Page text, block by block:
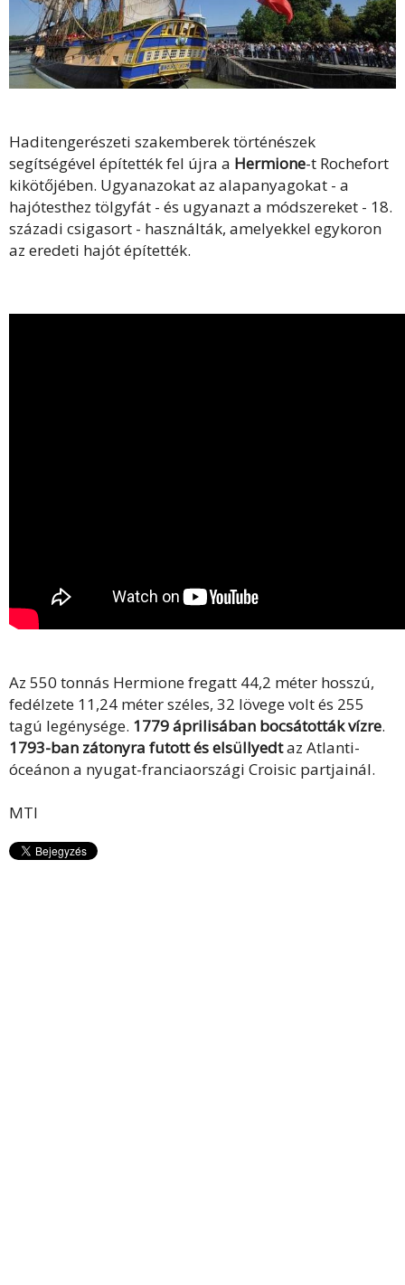
Haditengerészeti szakemberek történészek
segítségével építették fel újra a Hermione-t Rochefort
kikötőjében. Ugyanazokat az alapanyagokat - a
hajótesthez tölgyfát - és ugyanazt a módszereket - 18.
századi csigasort - használták, amelyekkel egykoron
az eredeti hajót építették.
Az 550 tonnás Hermione fregatt 44,2 méter hosszú,
fedélzete 11,24 méter széles, 32 lövege volt és 255
tagú legénysége. 1779 áprilisában bocsátották vízre.
1793-ban zátonyra futott és elsüllyedtaz Atlanti-
óceánon a nyugat-franciaországi Croisic partjainál.
MTI